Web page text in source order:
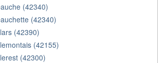
(42340)
(42340)
(42390)
(42155)
(42300)